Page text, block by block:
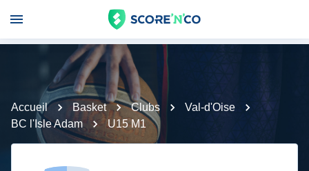
Accueil Basket Clubs
Val-d'Oise
BC l'Isle Adam
U15 M1